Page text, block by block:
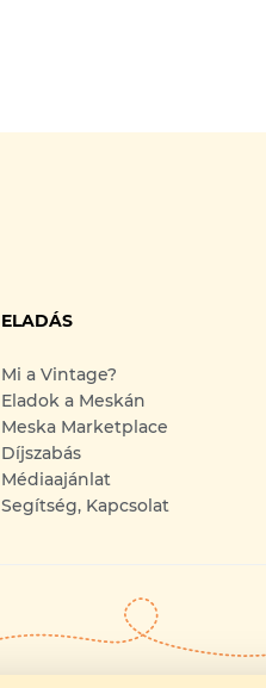
ELADÁS
Mi a Vintage?
Eladok a Meskán
Meska Marketplace
Díjszabás
Médiaajánlat
Segítség, Kapcsolat